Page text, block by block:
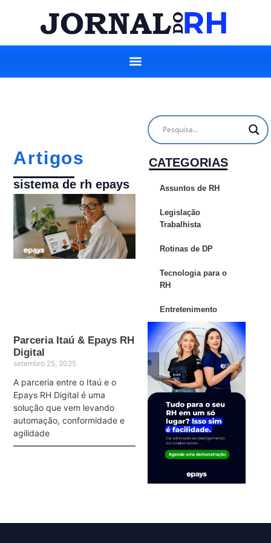
Artigos
sistema de rh epays
Parceria Itaú & Epays RH
Digital
setembro 25, 2025
A parceria entre o Itaú e o
Epays RH Digital é uma
solução que vem levando
automação, conformidade e
agilidade
CATEGORIAS
Assuntos de RH
Legislação
Trabalhista
Rotinas de DP
Tecnologia para o
RH
Entretenimento